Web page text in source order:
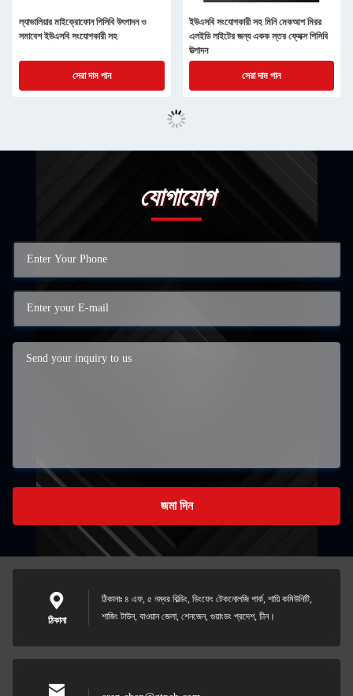
ল্যাভালিয়ার মাইক্রোফোন পিসিবি উৎপাদন ও
সমাবেশ ইউএসবি সংযোগকারী সহ
সেরা দাম পান
ইউএসবি সংযোগকারী সহ মিনি মেকআপ মিরর
এলইডি লাইটের জন্য একক স্তর ফ্লেক্স পিসিবি
উত্পাদন
সেরা দাম পান
যোগাযোগ
জমা দিন
ঠিকানা
ঠিকানাঃ ৪ এফ, ৫ নম্বর বিল্ডিং, ডিংফেং টেকনোলজি পার্ক, শায়ি কমিউনিটি,
শাজিং টাউন, বাওয়ান জেলা, শেনজেন, গুয়াংডং প্রদেশ, চীন।